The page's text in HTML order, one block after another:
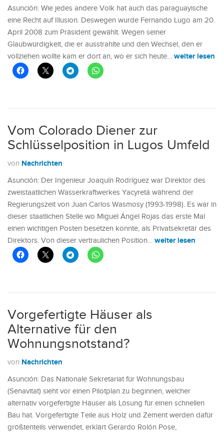
Asunción: Wie jedes andere Volk hat auch das paraguayische
eine Recht auf Illusion. Deswegen wurde Fernando Lugo am 20.
April 2008 zum Präsident gewählt. Wegen seiner
Glaubwürdigkeit, die er ausstrahlte und den Wechsel, den er
vollziehen wollte kam er dort an, wo er sich heute… weiter lesen
Vom Colorado Diener zur
Schlüsselposition in Lugos Umfeld
von Nachrichten
Asunción: Der Ingenieur Joaquín Rodríguez war Direktor des
zweistaatlichen Wasserkraftwerkes Yacyretá während der
Regierungszeit von Juan Carlos Wasmosy (1993-1998). Es war in
dieser staatlichen Stelle wo Miguel Ángel Rojas das erste Mal
einen wichtigen Posten besetzen konnte, als Privatsekretär des
Direktors. Von dieser vertraulichen Position… weiter lesen
Vorgefertigte Häuser als
Alternative für den
Wohnungsnotstand?
von Nachrichten
Asunción: Das Nationale Sekretariat für Wohnungsbau
(Senavitat) sieht vor einen Pilotplan zu beginnen, welcher
alternativ vorgefertigte Häuser als Lösung für einen schnellen
Bau hat. Vorgefertigte Teile aus Holz und Zement werden dafür
größtenteils verwendet, erklärt Gerardo Rolón Pose,